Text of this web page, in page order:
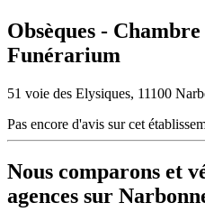
Obsèques -
Funérarium
51 voie des Elysiques, 11100
Pas encore d'avis sur cet
Nous comparons et
agences sur